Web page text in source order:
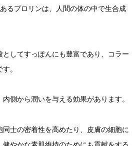
るプロリンは、人間の体の中で生合成
としてすっぽんにも豊富であり、コラー
。
側から潤いを与える効果があります。
士の密着性を高めたり、皮膚の細胞に